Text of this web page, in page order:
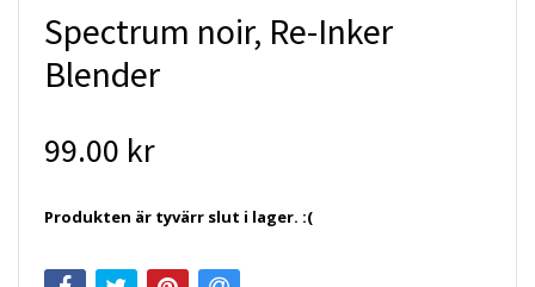
Spectrum noir, Re-Inker
Blender
99.00 kr
Produkten är tyvärr slut i lager. :(